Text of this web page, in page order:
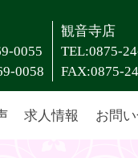
0055
0058
観音寺店
TEL:0875-
FAX:0875-
求人情報 お問